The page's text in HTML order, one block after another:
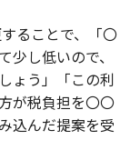
ることで、「〇
し低いので、
ょう」「この利
が税負担を〇〇
込んだ提案を受